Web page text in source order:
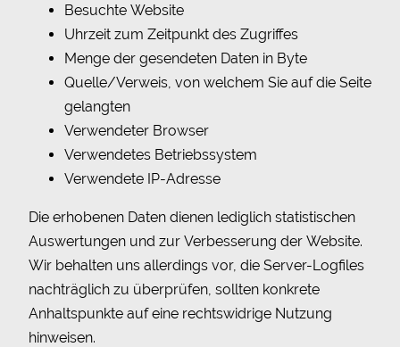
Besuchte Website
Uhrzeit zum Zeitpunkt des Zugriffes
Menge der gesendeten Daten in Byte
Quelle/Verweis, von welchem Sie auf die Seite
gelangten
Verwendeter Browser
Verwendetes Betriebssystem
Verwendete IP-Adresse
Die erhobenen Daten dienen lediglich statistischen
Auswertungen und zur Verbesserung der Website.
Wir behalten uns allerdings vor, die Server-Logfiles
nachträglich zu überprüfen, sollten konkrete
Anhaltspunkte auf eine rechtswidrige Nutzung
hinweisen.